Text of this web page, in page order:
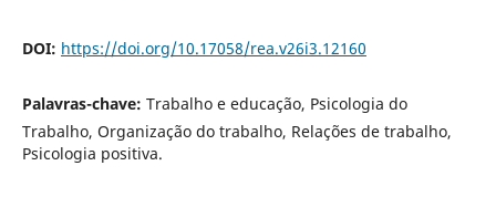
DOI: https://doi.org/10.17058/rea.v26i3.12160
Palavras-chave: Trabalho e educação, Psicologia do
Trabalho, Organização do trabalho, Relações de trabalho,
Psicologia positiva.